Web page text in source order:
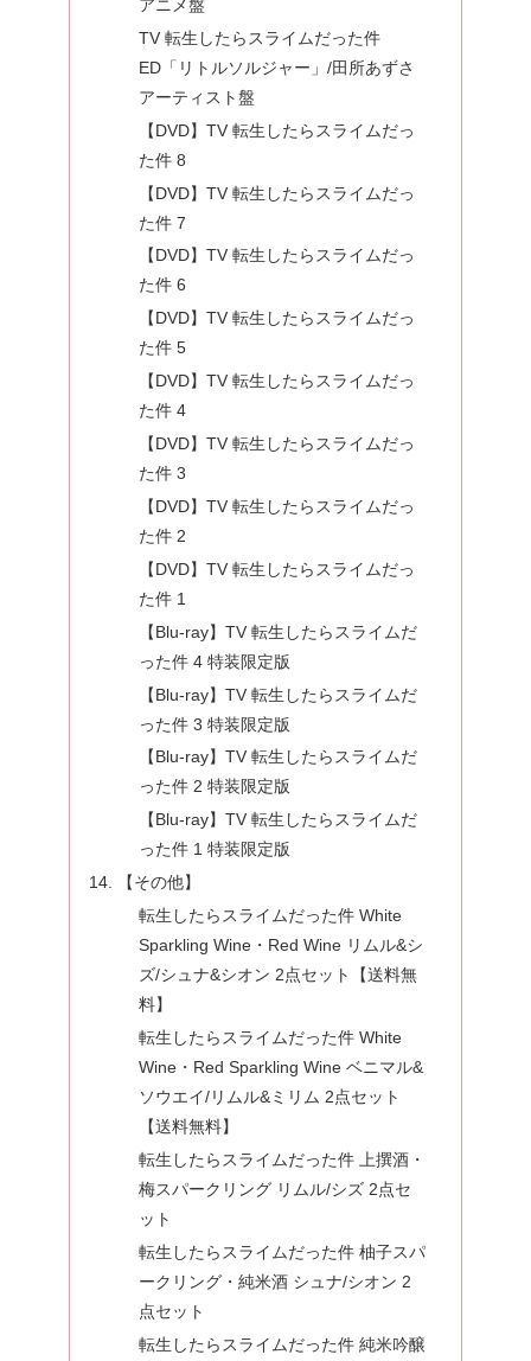
アニメ盤
TV 転生したらスライムだった件
ED「リトルソルジャー」/田所あずさ
アーティスト盤
【DVD】TV 転生したらスライムだっ
た件 8
【DVD】TV 転生したらスライムだっ
た件 7
【DVD】TV 転生したらスライムだっ
た件 6
【DVD】TV 転生したらスライムだっ
た件 5
【DVD】TV 転生したらスライムだっ
た件 4
【DVD】TV 転生したらスライムだっ
た件 3
【DVD】TV 転生したらスライムだっ
た件 2
【DVD】TV 転生したらスライムだっ
た件 1
【Blu-ray】TV 転生したらスライムだ
った件 4 特装限定版
【Blu-ray】TV 転生したらスライムだ
った件 3 特装限定版
【Blu-ray】TV 転生したらスライムだ
った件 2 特装限定版
【Blu-ray】TV 転生したらスライムだ
った件 1 特装限定版
【その他】
転生したらスライムだった件 White
Sparkling Wine・Red Wine リムル&シ
ズ/シュナ&シオン 2点セット【送料無
料】
転生したらスライムだった件 White
Wine・Red Sparkling Wine ベニマル&
ソウエイ/リムル&ミリム 2点セット
【送料無料】
転生したらスライムだった件 上撰酒・
梅スパークリング リムル/シズ 2点セ
ット
転生したらスライムだった件 柚子スパ
ークリング・純米酒 シュナ/シオン 2
点セット
転生したらスライムだった件 純米吟醸